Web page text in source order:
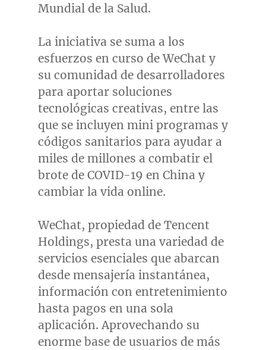
Mundial de la Salud.
La iniciativa se suma a los
esfuerzos en curso de WeChat y
su comunidad de desarrolladores
para aportar soluciones
tecnológicas creativas, entre las
que se incluyen mini programas y
códigos sanitarios para ayudar a
miles de millones a combatir el
brote de COVID-19 en China y
cambiar la vida online.
WeChat, propiedad de Tencent
Holdings, presta una variedad de
servicios esenciales que abarcan
desde mensajería instantánea,
información con entretenimiento
hasta pagos en una sola
aplicación. Aprovechando su
enorme base de usuarios de más